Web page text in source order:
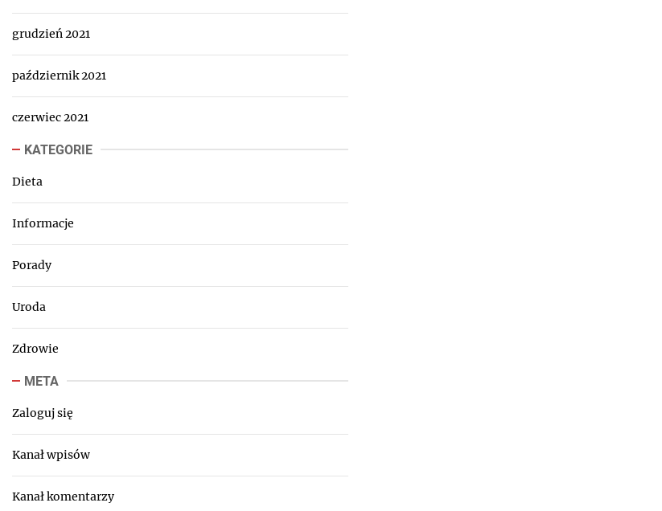
grudzień 2021
październik 2021
czerwiec 2021
KATEGORIE
Dieta
Informacje
Porady
Uroda
Zdrowie
META
Zaloguj się
Kanał wpisów
Kanał komentarzy